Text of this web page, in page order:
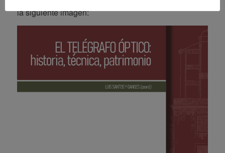
la siguiente imagen: